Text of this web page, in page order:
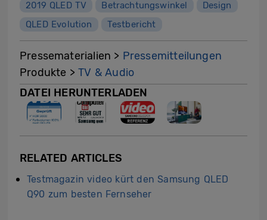
2019 QLED TV Betrachtungswinkel
Design
QLED Evolution
Testbericht
Pressematerialien > Pressemitteilungen
Produkte >TV & Audio
DATEI HERUNTERLADEN
RELATED ARTICLES
Testmagazin video kürt den Samsung QLED
Q90 zum besten Fernseher